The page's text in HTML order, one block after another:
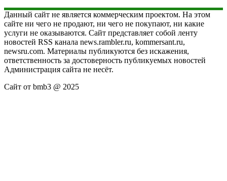
Данный сайт не является коммерческим проектом. На этом
сайте ни чего не продают, ни чего не покупают, ни какие
услуги не оказываются. Сайт представляет собой ленту
новостей RSS канала news.rambler.ru, kommersant.ru,
newsru.com. Материалы публикуются без искажения,
ответственность за достоверность публикуемых новостей
Администрация сайта не несёт.
Сайт от bmb3 @ 2025